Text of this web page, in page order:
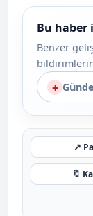
Bu haber
Benzer
+
↗
🔖